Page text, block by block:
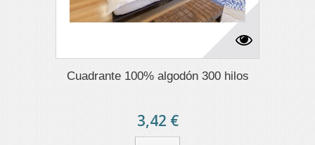
Cuadrante 100% algodón 300 hilos
3,42 €